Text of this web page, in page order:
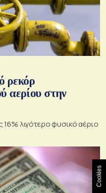
ρεκόρ
αερίου στην
λιγότερο φυσικό αέριο
Cookies